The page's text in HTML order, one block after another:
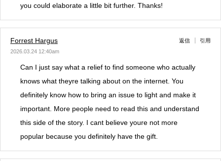
you could elaborate a little bit further. Thanks!
Forrest Hargus
2026.03.24 12:40am
返信 引用
Can I just say what a relief to find someone who actually
knows what theyre talking about on the internet. You
definitely know how to bring an issue to light and make it
important. More people need to read this and understand
this side of the story. I cant believe youre not more
popular because you definitely have the gift.